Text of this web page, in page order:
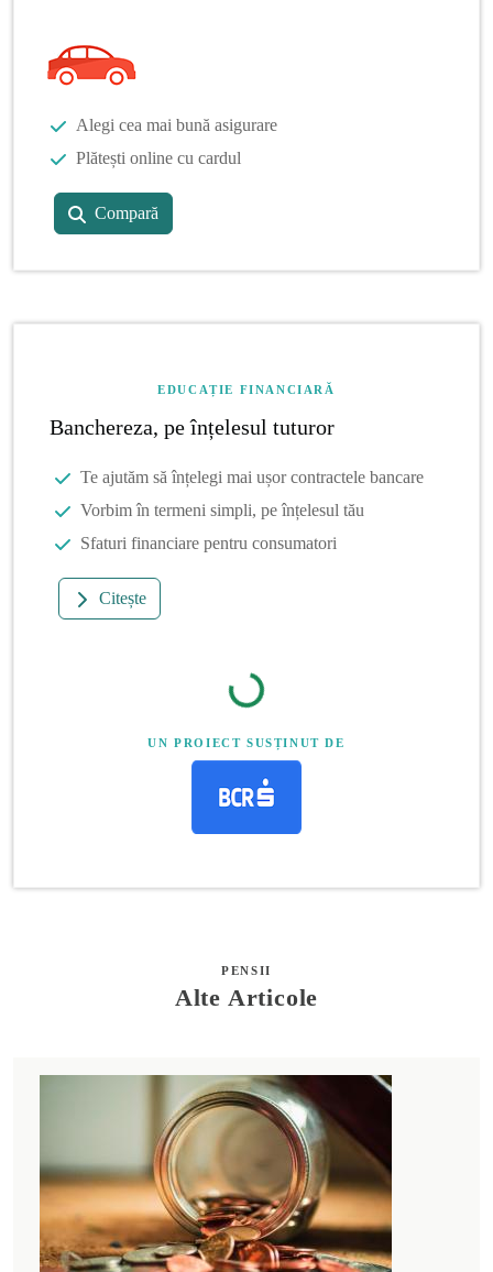
Alegi cea mai bună asigurare
Plătești online cu cardul
Compară
EDUCAȚIE FINANCIARĂ
Banchereza, pe înțelesul tuturor
Te ajutăm să înțelegi mai ușor contractele bancare
Vorbim în termeni simpli, pe înțelesul tău
Sfaturi financiare pentru consumatori
Citește
UN PROIECT SUSȚINUT DE
PENSII
Alte Articole